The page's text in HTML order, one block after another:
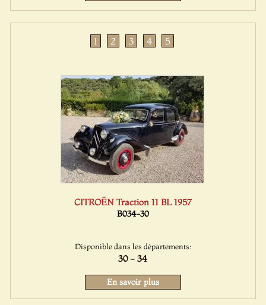
1 2 3 4 5
CITROËN Traction 11 BL 1957
B034-30
Disponible dans les départements:
30 - 34
En savoir plus